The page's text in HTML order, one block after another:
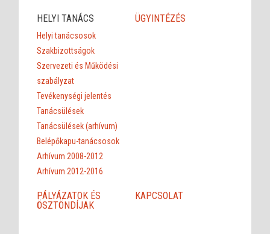
HELYI TANÁCS
Helyi tanácsosok
Szakbizottságok
Szervezeti és Működési
szabályzat
Tevékenységi jelentés
Tanácsülések
Tanácsülések (arhívum)
Belépőkapu-tanácsosok
Arhívum 2008-2012
Arhívum 2012-2016
ÜGYINTÉZÉS
PÁLYÁZATOK ÉS
ÖSZTÖNDÍJAK
KAPCSOLAT